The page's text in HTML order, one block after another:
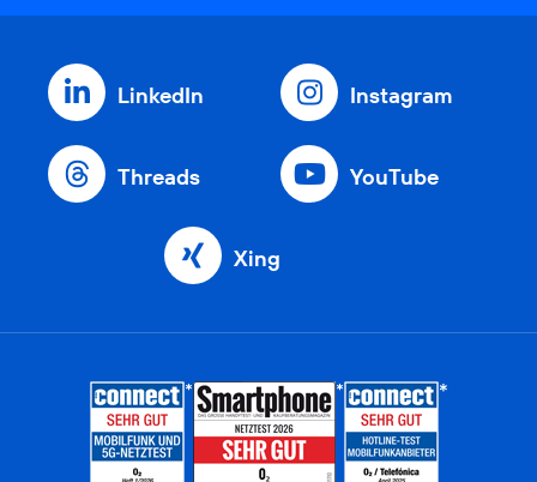
LinkedIn Instagram
Threads YouTube
Xing